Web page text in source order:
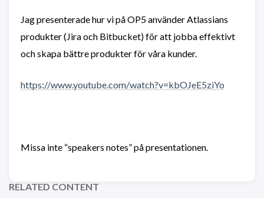
Jag presenterade hur vi på OP5 använder Atlassians
produkter (Jira och Bitbucket) för att jobba effektivt
och skapa bättre produkter för våra kunder.
https://www.youtube.com/watch?v=kbOJeE5ziYo
Missa inte “speakers notes” på presentationen.
RELATED CONTENT